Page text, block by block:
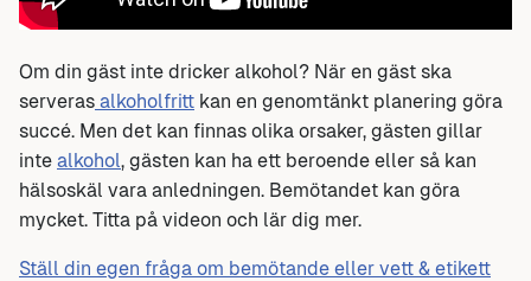
Om din gäst inte dricker alkohol? När en gäst ska
serveras alkoholfritt kan en genomtänkt planering göra
succé. Men det kan finnas olika orsaker, gästen gillar
inte alkohol, gästen kan ha ett beroende eller så kan
hälsoskäl vara anledningen. Bemötandet kan göra
mycket. Titta på videon och lär dig mer.
Ställ din egen fråga om bemötande eller vett & etikett